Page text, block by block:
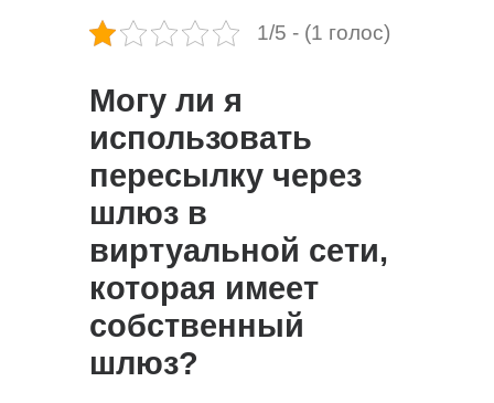
1/5 - (1 голос)
Могу ли я
использовать
пересылку через
шлюз в
виртуальной сети,
которая имеет
собственный
шлюз?